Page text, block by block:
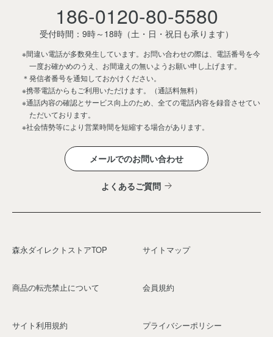
186-0120-80-5580
受付時間：9時～18時 （土・日・祝日も承ります）
※間違い電話が多数発生しています。お問い合わせの際は、電話番号を今
一度お確かめのうえ、お間違えの無いようお願い申し上げます。
＊発信者番号を通知しておかけください。
※携帯電話からもご利用いただけます。（通話料無料）
※通話内容の確認とサービス向上のため、全ての電話内容を録音させてい
ただいております。
※社会情勢等により営業時間を短縮する場合があります。
メールでのお問い合わせ
よくあるご質問
森永ダイレクトストアTOP サイトマップ
商品の転売禁止について 会員規約
サイト利用規約 プライバシーポリシー